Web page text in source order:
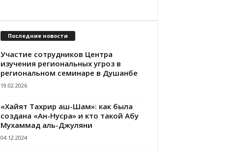
Последние новости
Участие сотрудников Центра
изучения региональных угроз в
региональном семинаре в Душанбе
19.02.2026
«Хайят Тахрир аш-Шам»: как была
создана «Ан-Нусра» и кто такой Абу
Мухаммад аль-Джуляни
04.12.2024